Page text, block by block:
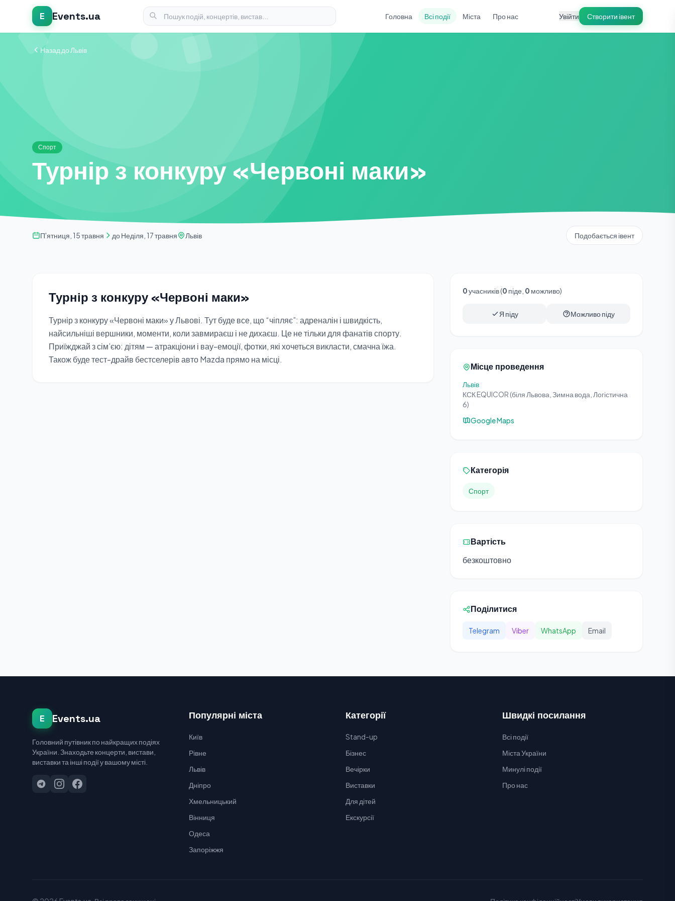
E Events.ua Головна Всі події Міста Про нас Увійти Створити івент
Назад до Львів
Спорт
Турнір з конкуру «Червоні маки»
П'ятниця, 15 травня до Неділя, 17 травня Львів Подобається івент
Турнір з конкуру «Червоні маки»
Турнір з конкуру «Червоні маки» у Львові. Тут буде все, що “чіпляє”: адреналін і швидкість,
найсильніші вершники, моменти, коли завмираєш і не дихаєш. Це не тільки для фанатів спорту.
Приїжджай з сім’єю: дітям — атракціони і вау-емоції, фотки, які хочеться викласти, смачна їжа.
Також буде тест-драйв бестселерів авто Mazda прямо на місці.
0учасників (0 піде, 0 можливо)
Я піду Можливо піду
Місце проведення
Львів
КСК EQUICOR (біля Львова, Зимна вода, Логістична
6)
Google Maps
Категорія
Спорт
Вартість
безкоштовно
Поділитися
Telegram Viber WhatsApp Email
E Events.ua
Головний путівник по найкращих подіях
України. Знаходьте концерти, вистави,
виставки та інші події у вашому місті.
Популярні міста
Київ
Рівне
Львів
Дніпро
Хмельницький
Вінниця
Одеса
Запоріжжя
Категорії
Stand-up
Бізнес
Вечірки
Виставки
Для дітей
Екскурсії
Швидкі посилання
Всі події
Міста України
Минулі події
Про нас